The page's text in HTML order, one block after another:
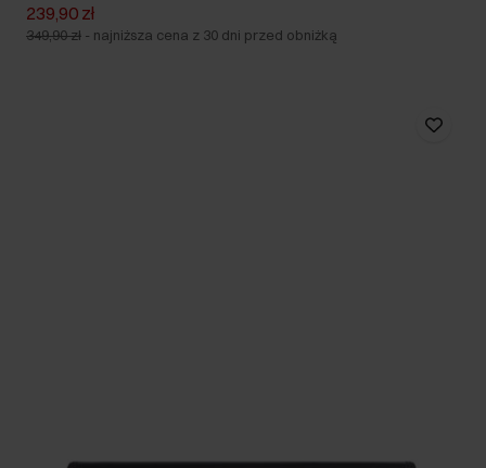
239,90 zł
349,90 zł - najniższa cena z 30 dni przed obniżką